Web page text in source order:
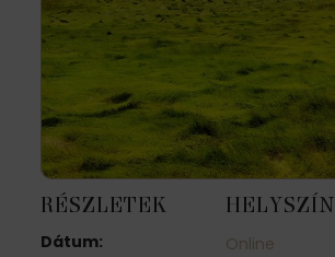
RÉSZLETEK
Dátum:
HELYSZÍN
Online